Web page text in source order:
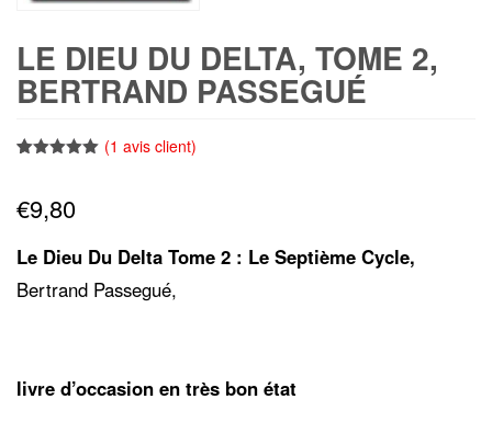
LE DIEU DU DELTA, TOME 2,
BERTRAND PASSEGUÉ
basé sur
notation
(1 avis client)
€9,80
Le Dieu Du Delta Tome 2 : Le Septième Cycle,
Bertrand Passegué,
livre d’occasion en très bon état